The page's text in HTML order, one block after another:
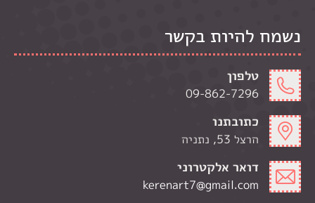
נשמח להיות בקשר
טלפון
09-862-7296
כתובתנו
הרצל 53, נתניה
דואר אלקטרוני
kerenart7@gmail.com